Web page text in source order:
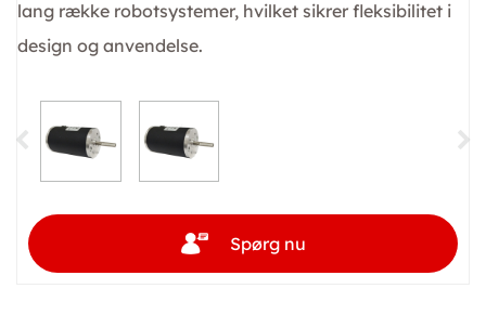
lang række robotsystemer, hvilket sikrer fleksibilitet i
design og anvendelse.
Spørg nu